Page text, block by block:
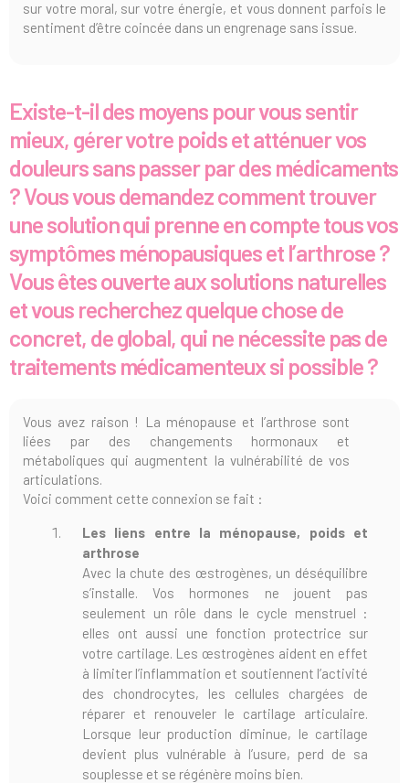
sur votre moral, sur votre énergie, et vous donnent parfois le
sentiment d’être coincée dans un engrenage sans issue.
Existe-t-il des moyens pour vous sentir
mieux, gérer votre poids et atténuer vos
douleurs sans passer par des médicaments
? Vous vous demandez comment trouver
une solution qui prenne en compte tous vos
symptômes ménopausiques et l’arthrose ?
Vous êtes ouverte aux solutions naturelles
et vous recherchez quelque chose de
concret, de global, qui ne nécessite pas de
traitements médicamenteux si possible ?
Vous avez raison ! La ménopause et l’arthrose sont
liées par des changements hormonaux et
métaboliques qui augmentent la vulnérabilité de vos
articulations.
Voici comment cette connexion se fait :
Les liens entre la ménopause, poids et
arthrose
Avec la chute des œstrogènes, un déséquilibre
s’installe. Vos hormones ne jouent pas
seulement un rôle dans le cycle menstruel :
elles ont aussi une fonction protectrice sur
votre cartilage. Les œstrogènes aident en effet
à limiter l’inflammation et soutiennent l’activité
des chondrocytes, les cellules chargées de
réparer et renouveler le cartilage articulaire.
Lorsque leur production diminue, le cartilage
devient plus vulnérable à l’usure, perd de sa
souplesse et se régénère moins bien.